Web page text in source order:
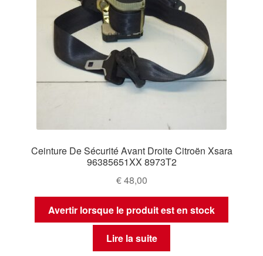
Ceinture De Sécurité Avant Droite Citroën Xsara
96385651XX 8973T2
€48,00
Avertir lorsque le produit est en stock
Lire la suite